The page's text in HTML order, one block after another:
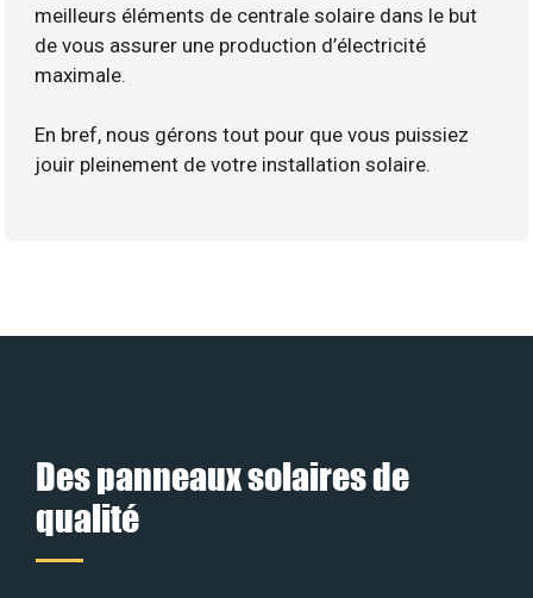
meilleurs éléments de centrale solaire dans le but
de vous assurer une production d’électricité
maximale.
En bref, nous gérons tout pour que vous puissiez
jouir pleinement de votre installation solaire.
Des panneaux solaires de
qualité